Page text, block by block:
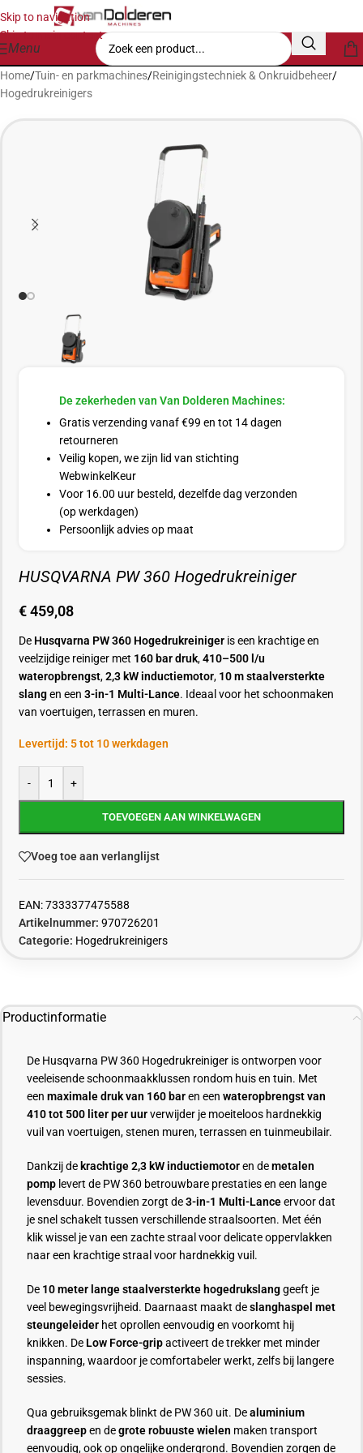
Skip to navigation
Skip to main content
Menu
Home/Tuin- en parkmachines/Reinigingstechniek & Onkruidbeheer/
Hogedrukreinigers
De zekerheden van Van Dolderen Machines:
Gratis verzending vanaf €99 en tot 14 dagen
retourneren
Veilig kopen, we zijn lid van stichting
WebwinkelKeur
Voor 16.00 uur besteld, dezelfde dag verzonden
(op werkdagen)
Persoonlijk advies op maat
HUSQVARNA PW 360 Hogedrukreiniger
€459,08
De Husqvarna PW 360 Hogedrukreiniger is een krachtige en
veelzijdige reiniger met 160 bar druk,410–500 l/u
wateropbrengst,2,3 kW inductiemotor, 10 m staalversterkte
slangen een 3-in-1 Multi-Lance. Ideaal voor het schoonmaken
van voertuigen, terrassen en muren.
Levertijd: 5 tot 10 werkdagen
- +
TOEVOEGEN AAN WINKELWAGEN
Voeg toe aan verlanglijst
EAN:7333377475588
Artikelnummer: 970726201
Categorie: Hogedrukreinigers
Productinformatie
De Husqvarna PW 360 Hogedrukreiniger is ontworpen voor
veeleisende schoonmaakklussen rondom huis en tuin. Met
een maximale druk van 160 baren een wateropbrengst van
410 tot 500 liter per uurverwijder je moeiteloos hardnekkig
vuil van voertuigen, stenen muren, terrassen en tuinmeubilair.
Dankzij de krachtige 2,3 kW inductiemotoren demetalen
pomp levert de PW 360 betrouwbare prestaties en een lange
levensduur. Bovendien zorgt de3-in-1 Multi-Lanceervoor dat
je snel schakelt tussen verschillende straalsoorten. Met één
klik wissel je van een zachte straal voor delicate oppervlakken
naar een krachtige straal voor hardnekkig vuil.
De 10 meter lange staalversterkte hogedrukslanggeeft je
veel bewegingsvrijheid. Daarnaast maakt deslanghaspel met
steungeleider het oprollen eenvoudig en voorkomt hij
knikken. De Low Force-gripactiveert de trekker met minder
inspanning, waardoor je comfortabeler werkt, zelfs bij langere
sessies.
Qua gebruiksgemak blinkt de PW 360 uit. Dealuminium
draaggreepen degrote robuuste wielen maken transport
eenvoudig, ook op ongelijke ondergrond. Bovendien zorgen de